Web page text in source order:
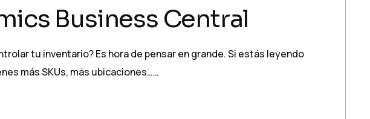
Business Central
tu inventario? Es hora de pensar en grande. Si estás leyendo
más SKUs, más ubicaciones……